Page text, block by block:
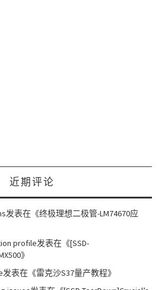
近期评论
发表在《终极理想二极管-LM74670应
profile发表在《[SSD-
》
发表在《雷克沙S37量产教程》